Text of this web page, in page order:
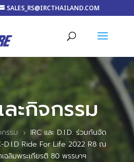
SALES_RS@IRCTHAILAND.COM
ะกิจกรรม
กรรม 5
IRC และ D.I.D. ร่วมกันจัด
D.I.D Ride For Life 2022 R8 ณ
ฉลิมพระเกียรติ 80 พรรษาฯ